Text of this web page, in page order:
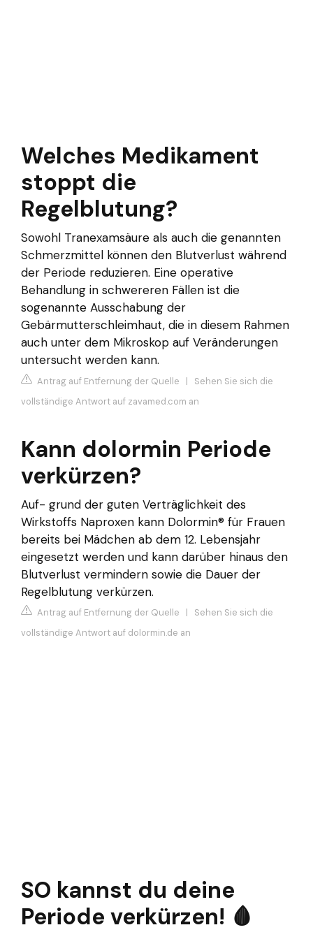
Welches Medikament
stoppt die
Regelblutung?
Sowohl Tranexamsäure als auch die genannten
Schmerzmittel können den Blutverlust während
der Periode reduzieren. Eine operative
Behandlung in schwereren Fällen ist die
sogenannte Ausschabung der
Gebärmutterschleimhaut, die in diesem Rahmen
auch unter dem Mikroskop auf Veränderungen
untersucht werden kann.
Antrag auf Entfernung der Quelle | Sehen Sie sich die
vollständige Antwort auf zavamed.com an
Kann dolormin Periode
verkürzen?
Auf- grund der guten Verträglichkeit des
Wirkstoffs Naproxen kann Dolormin® für Frauen
bereits bei Mädchen ab dem 12. Lebensjahr
eingesetzt werden und kann darüber hinaus den
Blutverlust vermindern sowie die Dauer der
Regelblutung verkürzen.
Antrag auf Entfernung der Quelle | Sehen Sie sich die
vollständige Antwort auf dolormin.de an
SO kannst du deine
Periode verkürzen! 🩸